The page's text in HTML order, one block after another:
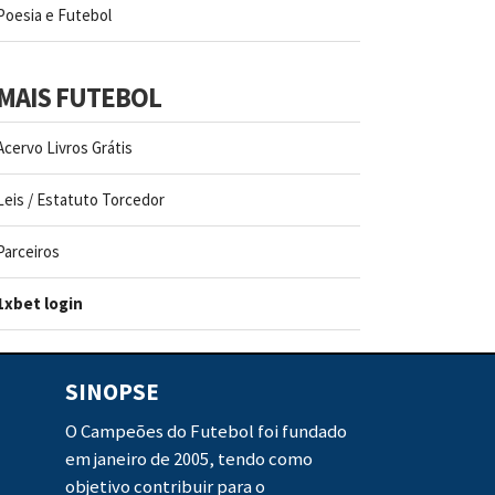
e Futebol
FUTEBOL
Livros Grátis
/ Estatuto Torcedor
login
SINOPSE
O Campeões do Futebol foi fundado
em janeiro de 2005, tendo como
objetivo contribuir para o